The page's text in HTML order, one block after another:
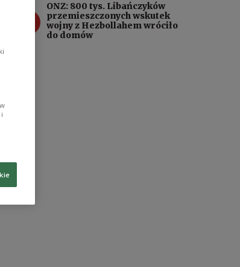
ONZ: 800 tys. Libańczyków
przemieszczonych wskutek
wojny z Hezbollahem wróciło
do domów